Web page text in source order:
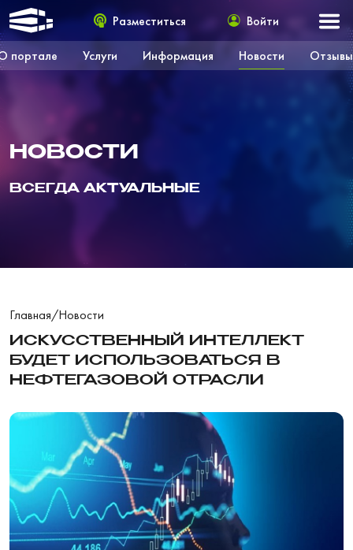
портале Услуги Информация Новости Отзывы
Разместиться Войти
НОВОСТИ
ВСЕГДА АКТУАЛЬНЫЕ
Главная/Новости
ИСКУССТВЕННЫЙ ИНТЕЛЛЕКТ
БУДЕТ ИСПОЛЬЗОВАТЬСЯ В
НЕФТЕГАЗОВОЙ ОТРАСЛИ